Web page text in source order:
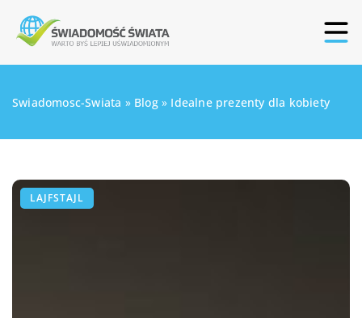
Swiadomosc-Swiata » Blog» Idealne prezenty dla kobiety
LAJFSTAJL